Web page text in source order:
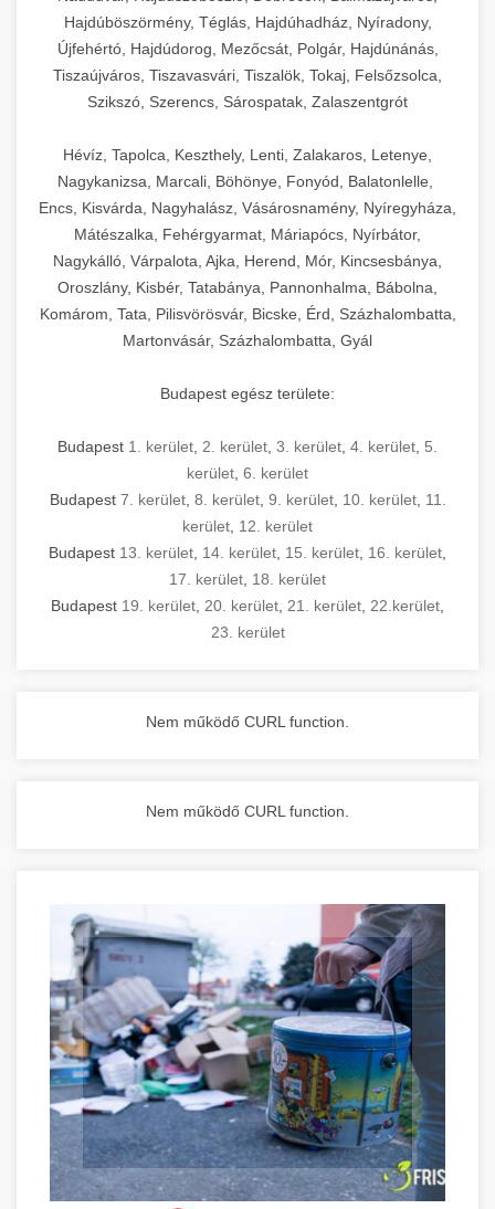
Hajdúböszörmény, Téglás, Hajdúhadház, Nyíradony,
Újfehértó, Hajdúdorog, Mezőcsát, Polgár, Hajdúnánás,
Tiszaújváros, Tiszavasvári, Tiszalök, Tokaj, Felsőzsolca,
Szikszó, Szerencs, Sárospatak, Zalaszentgrót
Hévíz, Tapolca, Keszthely, Lenti, Zalakaros, Letenye,
Nagykanizsa, Marcali, Böhönye, Fonyód, Balatonlelle,
Encs, Kisvárda, Nagyhalász, Vásárosnamény, Nyíregyháza,
Mátészalka, Fehérgyarmat, Máriapócs, Nyírbátor,
Nagykálló, Várpalota, Ajka, Herend, Mór, Kincsesbánya,
Oroszlány, Kisbér, Tatabánya, Pannonhalma, Bábolna,
Komárom, Tata, Pilisvörösvár, Bicske, Érd, Százhalombatta,
Martonvásár, Százhalombatta, Gyál
Budapest egész területe:
Budapest 1. kerület 2. kerület 3. kerület 4. kerület 5.
kerület 6. kerület
Budapest 7. kerület, 8. kerület, 9. kerület, 10. kerület, 11.
kerület 12. kerület
Budapest 13. kerület 14. kerület 15. kerület 16. kerület
17. kerület 18. kerület
Budapest 19. kerület 20. kerület 21. kerület 22.kerület
23. kerület
Nem működő CURL function.
Nem működő CURL function.